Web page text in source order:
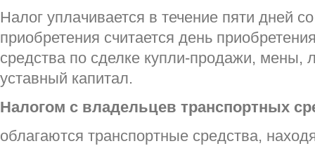
Налог уплачивается в течение пяти дней
приобретения считается день
средства по сделке купли-продажи, мены,
уставный капитал.
Налогом с владельцев транспортных
облагаются транспортные средства,